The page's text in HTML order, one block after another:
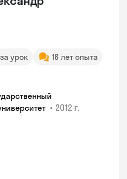
урок
16 лет опыта
• 2012 г.